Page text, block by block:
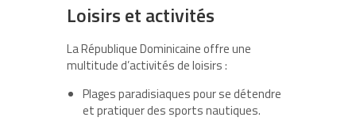
Loisirs et activités
La République Dominicaine offre une
multitude d’activités de loisirs :
Plages paradisiaques pour se détendre
et pratiquer des sports nautiques.